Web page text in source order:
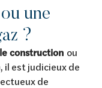
une
?
construction ou
est judicieux de
de